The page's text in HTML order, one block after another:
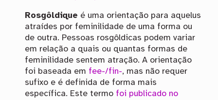
Rosgôldique é uma orientação para aquelus
atraídes por feminilidade de uma forma ou
de outra. Pessoas rosgôldicas podem variar
em relação a quais ou quantas formas de
feminilidade sentem atração. A orientação
foi baseada em fee-/fin-, mas não requer
sufixo e é definida de forma mais
específica. Este termo foi publicado no